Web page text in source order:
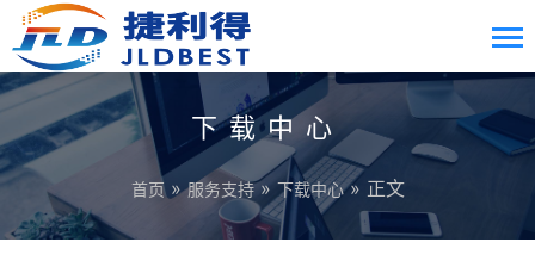
下载中心
首页 »服务支持» 下载中心» 正文